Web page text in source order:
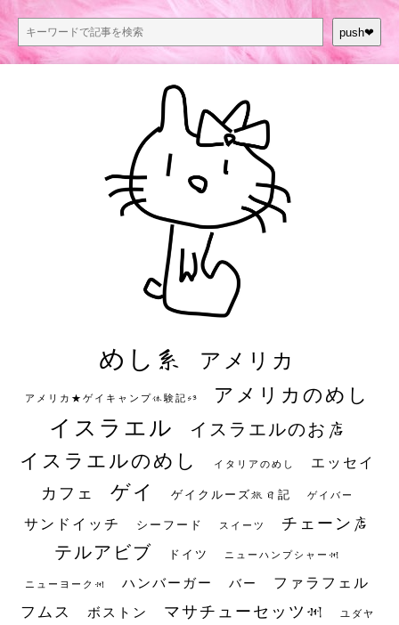
push❤︎
めし系 アメリカ
アメリカ★ゲイキャンプ体験記S3 アメリカのめし
イスラエル イスラエルのお店
イスラエルのめし イタリアのめし エッセイ
カフェ ゲイ ゲイクルーズ旅日記 ゲイバー
サンドイッチ シーフード スイーツ チェーン店
テルアビブ ドイツ ニューハンプシャー州
ニューヨーク州 ハンバーガー バー ファラフェル
フムス ボストン マサチューセッツ州 ユダヤ